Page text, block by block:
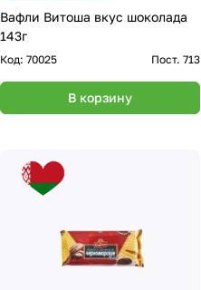
Вафли Витоша вкус шоколада
143г
Код: 70025 Пост. 713
В корзину